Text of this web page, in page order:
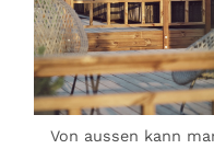
Von aussen kann